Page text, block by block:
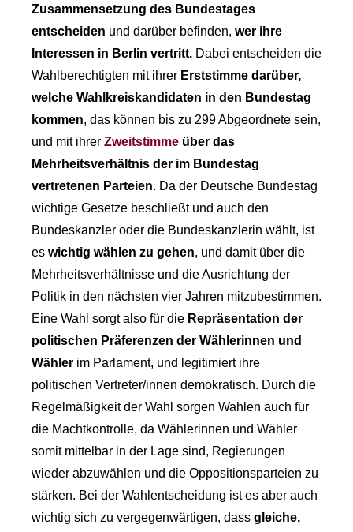
Zusammensetzung des Bundestages
entscheiden und darüber befinden, wer ihre
Interessen in Berlin vertritt. Dabei entscheiden die
Wahlberechtigten mit ihrer Erststimme darüber,
welche Wahlkreiskandidaten in den Bundestag
kommen, das können bis zu 299 Abgeordnete sein,
und mit ihrer Zweitstimme über das
Mehrheitsverhältnis der im Bundestag
vertretenen Parteien. Da der Deutsche Bundestag
wichtige Gesetze beschließt und auch den
Bundeskanzler oder die Bundeskanzlerin wählt, ist
es wichtig wählen zu gehen, und damit über die
Mehrheitsverhältnisse und die Ausrichtung der
Politik in den nächsten vier Jahren mitzubestimmen.
Eine Wahl sorgt also für die Repräsentation der
politischen Präferenzen der Wählerinnen und
Wähler im Parlament, und legitimiert ihre
politischen Vertreter/innen demokratisch. Durch die
Regelmäßigkeit der Wahl sorgen Wahlen auch für
die Machtkontrolle, da Wählerinnen und Wähler
somit mittelbar in der Lage sind, Regierungen
wieder abzuwählen und die Oppositionsparteien zu
stärken. Bei der Wahlentscheidung ist es aber auch
wichtig sich zu vergegenwärtigen, dass gleiche,